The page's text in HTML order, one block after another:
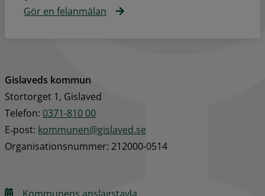
Gör en felanmälan
Gislaveds kommun
Stortorget 1, Gislaved
Telefon: 0371-810 00
E‑post: kommunen@gislaved.se
Organisationsnummer: 212000-0514